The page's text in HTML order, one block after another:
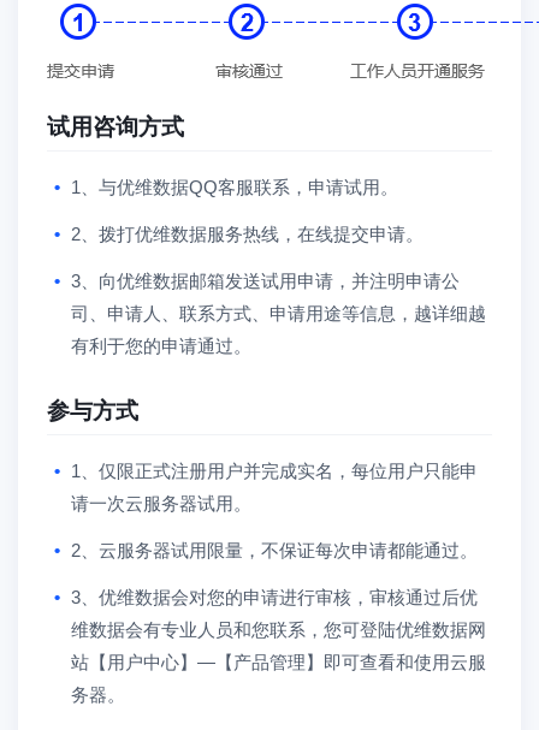
试用咨询方式
1、与优维数据QQ客服联系，申请试用。
2、拨打优维数据服务热线，在线提交申请。
3、向优维数据邮箱发送试用申请，并注明申请公
司、申请人、联系方式、申请用途等信息，越详细越
有利于您的申请通过。
参与方式
1、仅限正式注册用户并完成实名，每位用户只能申
请一次云服务器试用。
2、云服务器试用限量，不保证每次申请都能通过。
3、优维数据会对您的申请进行审核，审核通过后优
维数据会有专业人员和您联系，您可登陆优维数据网
站【用户中心】—【产品管理】即可查看和使用云服
务器。